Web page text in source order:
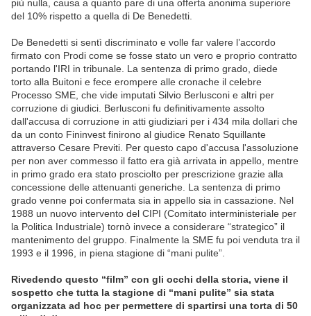
più nulla, causa a quanto pare di una offerta anonima superiore
del 10% rispetto a quella di De Benedetti.
De Benedetti si sentì discriminato e volle far valere l’accordo
firmato con Prodi come se fosse stato un vero e proprio contratto
portando l'IRI in tribunale. La sentenza di primo grado, diede
torto alla Buitoni e fece erompere alle cronache il celebre
Processo SME, che vide imputati Silvio Berlusconi e altri per
corruzione di giudici. Berlusconi fu definitivamente assolto
dall'accusa di corruzione in atti giudiziari per i 434 mila dollari che
da un conto Fininvest finirono al giudice Renato Squillante
attraverso Cesare Previti. Per questo capo d'accusa l'assoluzione
per non aver commesso il fatto era già arrivata in appello, mentre
in primo grado era stato prosciolto per prescrizione grazie alla
concessione delle attenuanti generiche. La sentenza di primo
grado venne poi confermata sia in appello sia in cassazione. Nel
1988 un nuovo intervento del CIPI (Comitato interministeriale per
la Politica Industriale) tornò invece a considerare “strategico” il
mantenimento del gruppo. Finalmente la SME fu poi venduta tra il
1993 e il 1996, in piena stagione di “mani pulite”.
Rivedendo questo “film” con gli occhi della storia, viene il
sospetto che tutta la stagione di “mani pulite” sia stata
organizzata ad hoc per permettere di spartirsi una torta di 50